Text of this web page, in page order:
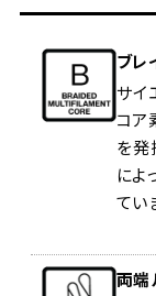
ブレ
サイ
コア
を発
によ
てい
両端